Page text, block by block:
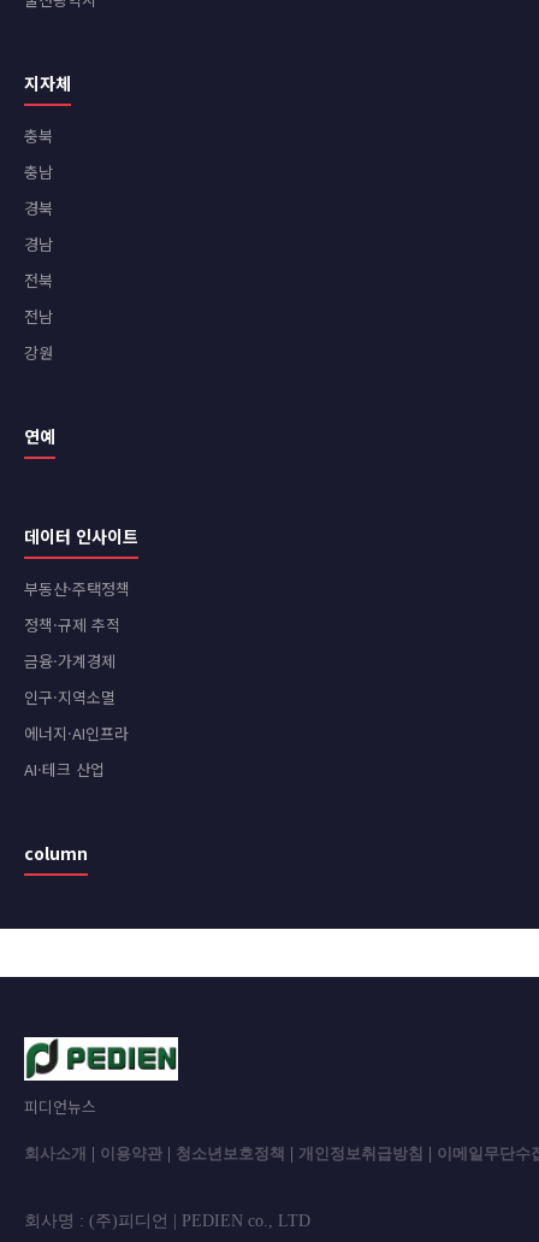
지자체
충북
충남
경북
경남
전북
전남
강원
연예
데이터 인사이트
부동산·주택정책
정책·규제 추적
금융·가계경제
인구·지역소멸
에너지·AI인프라
AI·테크 산업
column
피디언뉴스
회사소개 | 이용약관 | 청소년보호정책 | 개인정보취급방침 | 이메일무단수
회사명 : (주)피디언 | PEDIEN co.,